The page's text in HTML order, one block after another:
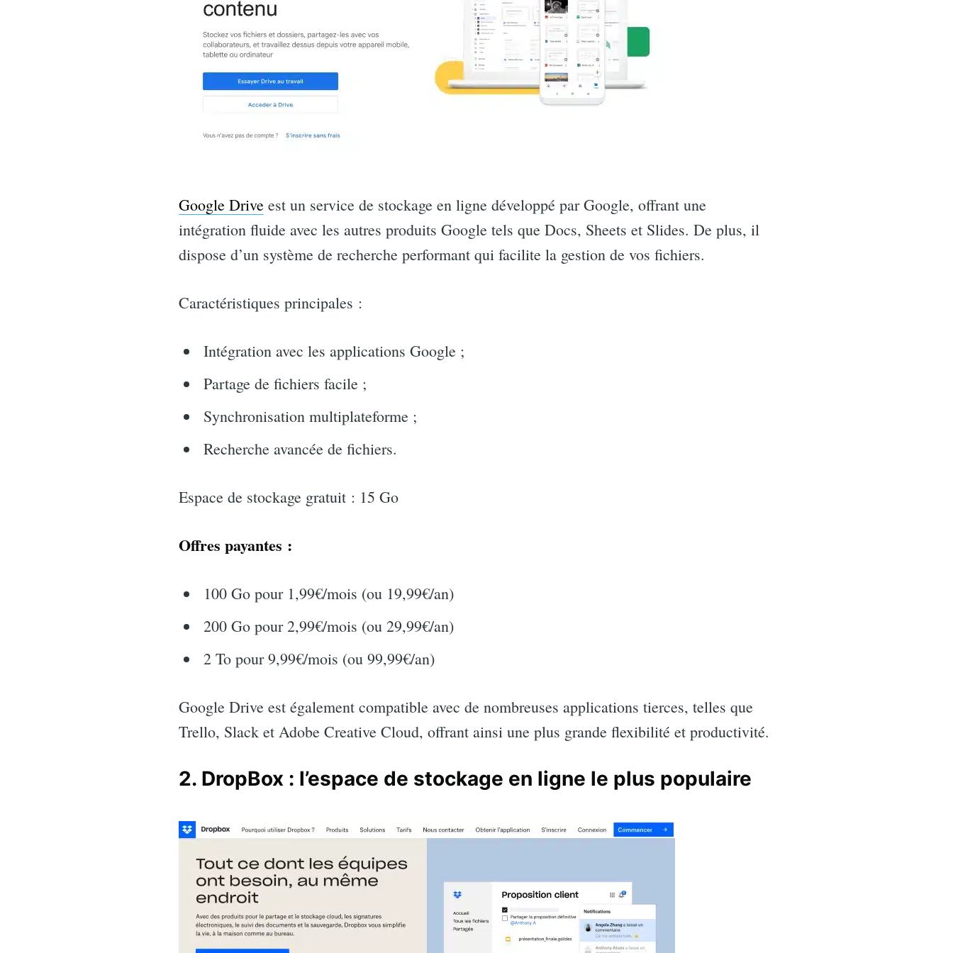
Google Drive est un service de stockage en ligne développé par Google, offrant une
intégration fluide avec les autres produits Google tels que Docs, Sheets et Slides. De plus, il
dispose d’un système de recherche performant qui facilite la gestion de vos fichiers.
Caractéristiques principales :
Intégration avec les applications Google ;
Partage de fichiers facile ;
Synchronisation multiplateforme ;
Recherche avancée de fichiers.
Espace de stockage gratuit : 15 Go
Offres payantes :
100 Go pour 1,99€/mois (ou 19,99€/an)
200 Go pour 2,99€/mois (ou 29,99€/an)
2 To pour 9,99€/mois (ou 99,99€/an)
Google Drive est également compatible avec de nombreuses applications tierces, telles que
Trello, Slack et Adobe Creative Cloud, offrant ainsi une plus grande flexibilité et productivité.
2. DropBox : l’espace de stockage en ligne le plus populaire
for: